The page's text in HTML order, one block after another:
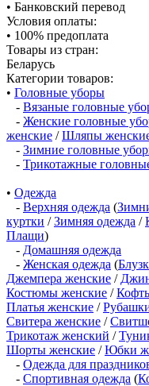
• Банковский перевод
Условия оплаты:
• 100% предоплата
Товары из стран:
Беларусь
Категории товаров:
• Головные уборы
- Вязаные головные
- Женские головные
женские /Шляпы
- Зимние головные
- Трикотажные
• Одежда
- Верхняя одежда (
куртки /Зимняя одежда /
Плащи)
- Домашняя одежда
- Женская одежда (
Джемпера женские /
Костюмы женские /
Платья женские /
Свитера женские /
Трикотаж женский /
Шорты женские /Юбки
- Одежда для
- Спортивная одежда (